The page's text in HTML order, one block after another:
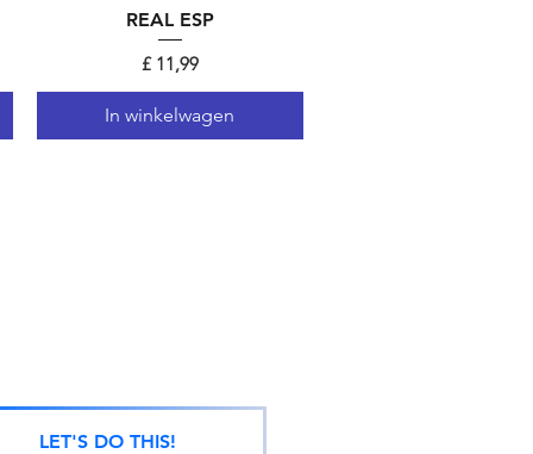
Snel overzicht
REAL ESP
Prijs
£ 11,99
In winkelwagen
LET'S DO THIS!